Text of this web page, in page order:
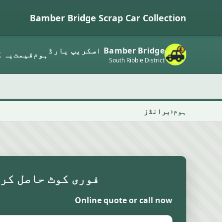
Bamber Bridge Scrap Car Collection
Bamber Bridge اسکریپ یارڈ
South Ribble District ہومقیمتیہ
ہوم برانڈز
فوری کوٹ حاصل
Online quote or call now